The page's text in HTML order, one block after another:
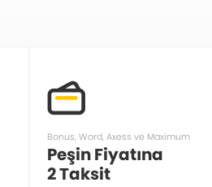
Bonus, Word, Axess ve Maximum
Peşin Fiyatına
2 Taksit